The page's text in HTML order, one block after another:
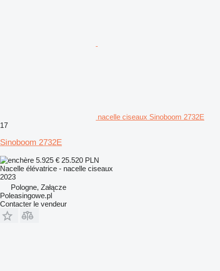
nacelle ciseaux Sinoboom 2732E
17
Sinoboom 2732E
5.925 € 25.520 PLN
Nacelle élévatrice - nacelle ciseaux
2023
Pologne, Załącze
Poleasingowe.pl
Contacter le vendeur